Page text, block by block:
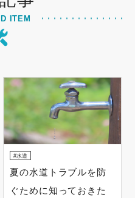
ITEM
水道
夏の水道トラブルを防
ぐために知っておきた